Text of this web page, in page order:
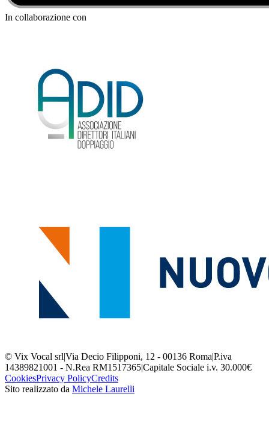
In collaborazione con
© Vix Vocal srl|Via Decio Filipponi, 12 - 00136 Roma|P.iva
14389821001 - N.Rea RM1517365|Capitale Sociale i.v. 30.000€
CookiesPrivacy PolicyCredits
Sito realizzato da Michele Laurelli